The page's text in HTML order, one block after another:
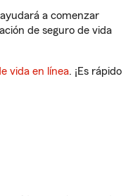
a comenzar
de seguro de vida
vida en línea. ¡Es rápido